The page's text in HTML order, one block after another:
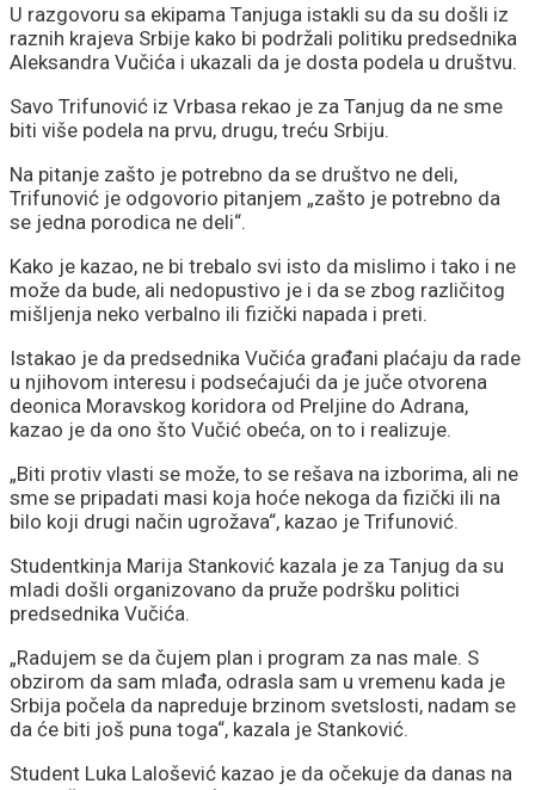
U razgovoru sa ekipama Tanjuga istakli su da su došli iz
raznih krajeva Srbije kako bi podržali politiku predsednika
Aleksandra Vučića i ukazali da je dosta podela u društvu.
Savo Trifunović iz Vrbasa rekao je za Tanjug da ne sme
biti više podela na prvu, drugu, treću Srbiju.
Na pitanje zašto je potrebno da se društvo ne deli,
Trifunović je odgovorio pitanjem „zašto je potrebno da
se jedna porodica ne deli“.
Kako je kazao, ne bi trebalo svi isto da mislimo i tako i ne
može da bude, ali nedopustivo je i da se zbog različitog
mišljenja neko verbalno ili fizički napada i preti.
Istakao je da predsednika Vučića građani plaćaju da rade
u njihovom interesu i podsećajući da je juče otvorena
deonica Moravskog koridora od Preljine do Adrana,
kazao je da ono što Vučić obeća, on to i realizuje.
„Biti protiv vlasti se može, to se rešava na izborima, ali ne
sme se pripadati masi koja hoće nekoga da fizički ili na
bilo koji drugi način ugrožava“, kazao je Trifunović.
Studentkinja Marija Stanković kazala je za Tanjug da su
mladi došli organizovano da pruže podršku politici
predsednika Vučića.
„Radujem se da čujem plan i program za nas male. S
obzirom da sam mlađa, odrasla sam u vremenu kada je
Srbija počela da napreduje brzinom svetslosti, nadam se
da će biti još puna toga“, kazala je Stanković.
Student Luka Lalošević kazao je da očekuje da danas na